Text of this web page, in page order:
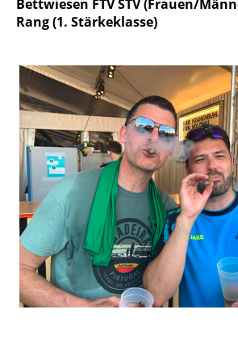
Bettwiesen FTV STV (Frauen/
Rang (1. Stärkeklasse)